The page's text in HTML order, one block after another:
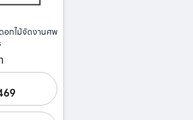
อกไม้จัดงานศพ